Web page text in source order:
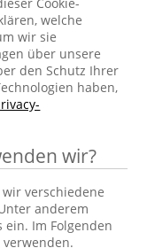
welche
wir sie
über unsere
den Schutz Ihrer
haben,
wir?
verschiedene
anderem
ein. Im Folgenden